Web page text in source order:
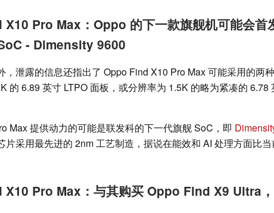
Pro Max：Oppo 的下一款旗舰机可能会首
- Dimensity 9600
，泄露的信息还指出了 Oppo Find X10 Pro Max 可能采用的两
的 6.89 英寸 LTPO 面板，或分辨率为 1.5K 的略为紧凑的 6.78
Max 提供动力的可能是联发科的下一代旗舰 SoC，即
片采用最先进的 2nm 工艺制造，据说在能效和 AI 处理方面比
Pro Max：与其购买 Oppo Find X9 Ultra